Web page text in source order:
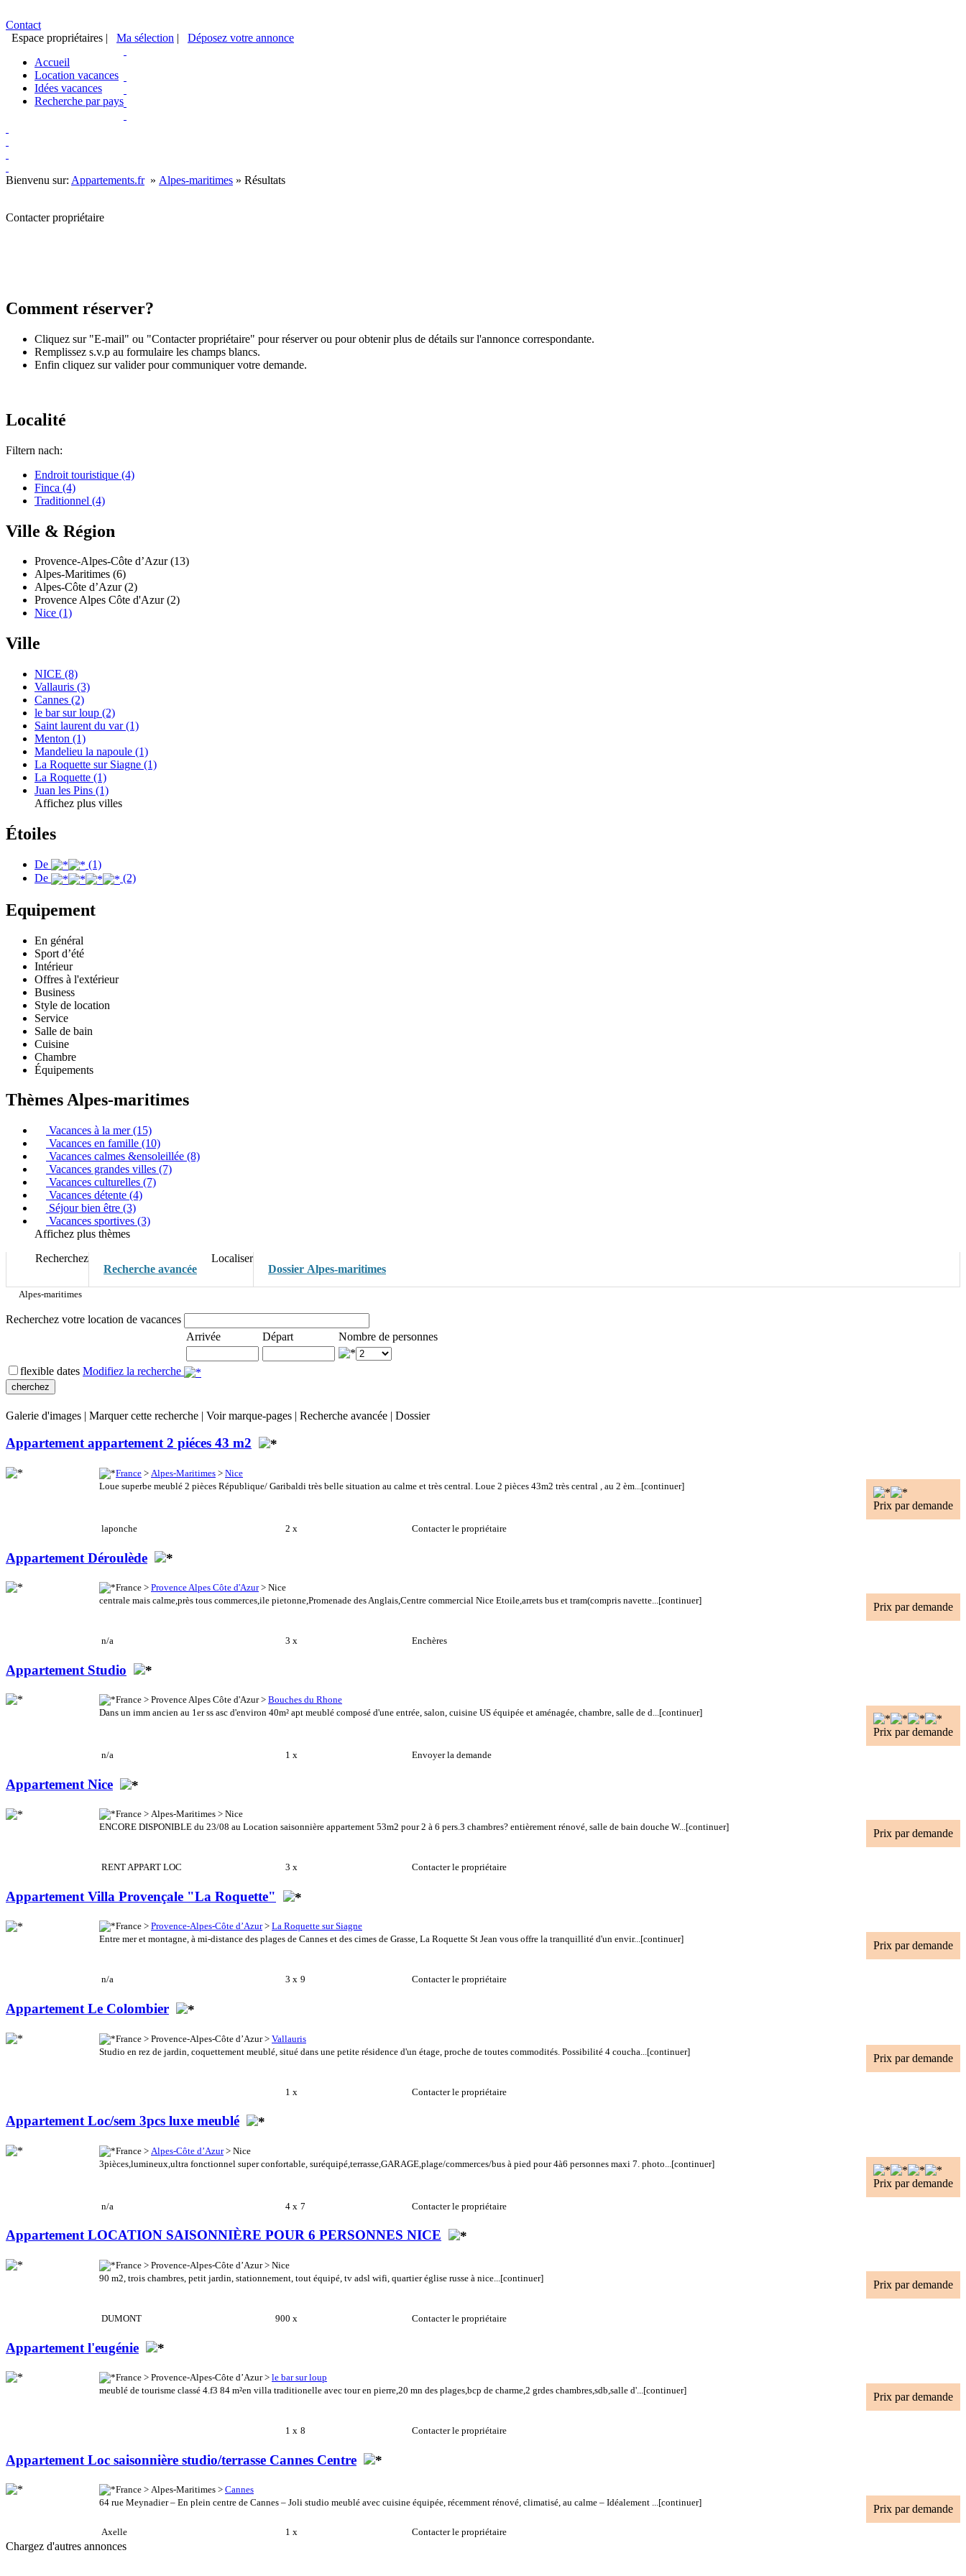
Contact
Espace propriétaires | Ma sélection |
Déposez votre annonce
Accueil
Location vacances
Idées vacances
Recherche par pays
Bienvenu sur: Appartements.fr » Alpes-maritimes » Résultats
Contacter propriétaire
Comment réserver?
Cliquez sur "E-mail" ou "Contacter propriétaire" pour réserver ou pour obtenir plus de détails sur l'annonce correspondante.
Remplissez s.v.p au formulaire les champs blancs.
Enfin cliquez sur valider pour communiquer votre demande.
Localité
Filtern nach:
Endroit touristique (4)
Finca (4)
Traditionnel (4)
Ville & Région
Provence-Alpes-Côte d’Azur (13)
Alpes-Maritimes (6)
Alpes-Côte d’Azur (2)
Provence Alpes Côte d'Azur (2)
Nice (1)
Ville
NICE (8)
Vallauris (3)
Cannes (2)
le bar sur loup (2)
Saint laurent du var (1)
Menton (1)
Mandelieu la napoule (1)
La Roquette sur Siagne (1)
La Roquette (1)
Juan les Pins (1)
Affichez plus villes
Étoiles
De
(1)
De
(2)
Equipement
En général
Sport d’été
Intérieur
Offres à l'extérieur
Business
Style de location
Service
Salle de bain
Cuisine
Chambre
Équipements
Thèmes Alpes-maritimes
Vacances à la mer (15)
Vacances en famille (10)
Vacances calmes &ensoleillée (8)
Vacances grandes villes (7)
Vacances culturelles (7)
Vacances détente (4)
Séjour bien être (3)
Vacances sportives (3)
Affichez plus thèmes
Recherchez
Recherche avancée
Localiser
Dossier Alpes-maritimes
Alpes-maritimes
Recherchez votre location de vacances
Arrivée
Départ Nombre de personnes
flexible dates Modifiez la recherche
Galerie d'images | Marquer cette recherche | Voir marque-pages | Recherche avancée | Dossier
Appartement appartement 2 piéces 43 m2
France > Alpes-Maritimes > Nice
Prix par demande
Loue superbe meublé 2 pièces République/ Garibaldi très belle situation au calme et très central. Loue 2 pièces 43m2 très central , au 2 èm... [continuer]
laponche 2 x Contacter le propriétaire
Appartement Déroulède
France > Provence Alpes Côte d'Azur> Nice
Prix par demande
centrale mais calme,près tous commerces,ile pietonne,Promenade des Anglais,Centre commercial Nice Etoile,arrets bus et tram(compris navette... [continuer]
n/a 3 x Enchères
Appartement Studio
France > Provence Alpes Côte d'Azur > Bouches du Rhone
Prix par demande
Dans un imm ancien au 1er ss asc d'environ 40m² apt meublé composé d'une entrée, salon, cuisine US équipée et aménagée, chambre, salle de d...[continuer]
n/a 1 x Envoyer la demande
Appartement Nice
France > Alpes-Maritimes > Nice
Prix par demande
ENCORE DISPONIBLE du 23/08 au Location saisonnière appartement 53m2 pour 2 à 6 pers.3 chambres? entièrement rénové, salle de bain douche W...[continuer]
RENT APPART LOC 3 x Contacter le propriétaire
Appartement Villa Provençale "La Roquette"
France > Provence-Alpes-Côte d’Azur> La Roquette sur Siagne
Prix par demande
Entre mer et montagne, à mi-distance des plages de Cannes et des cimes de Grasse, La Roquette St Jean vous offre la tranquillité d'un envir...[continuer]
n/a 3 x 9 Contacter le propriétaire
Appartement Le Colombier
France > Provence-Alpes-Côte d’Azur > Vallauris
Prix par demande
Studio en rez de jardin, coquettement meublé, situé dans une petite résidence d'un étage, proche de toutes commodités. Possibilité 4 coucha... [continuer]
1 x Contacter le propriétaire
Appartement Loc/sem 3pcs luxe meublé
France > Alpes-Côte d’Azur> Nice
Prix par demande
3pièces,lumineux,ultra fonctionnel super confortable, suréquipé,terrasse,GARAGE,plage/commerces/bus à pied pour 4à6 personnes maxi 7. photo... [continuer]
n/a 4 x 7 Contacter le propriétaire
Appartement LOCATION SAISONNIÈRE POUR 6 PERSONNES NICE
France > Provence-Alpes-Côte d’Azur > Nice
Prix par demande
90 m2, trois chambres, petit jardin, stationnement, tout équipé, tv adsl wifi, quartier église russe à nice... [continuer]
DUMONT 900 x Contacter le propriétaire
Appartement l'eugénie
France > Provence-Alpes-Côte d’Azur > le bar sur loup
Prix par demande
meublé de tourisme classé 4.f3 84 m²en villa traditionelle avec tour en pierre,20 mn des plages,bcp de charme,2 grdes chambres,sdb,salle d'... [continuer]
1 x 8 Contacter le propriétaire
Appartement Loc saisonnière studio/terrasse Cannes Centre
France > Alpes-Maritimes > Cannes
Prix par demande
64 rue Meynadier – En plein centre de Cannes – Joli studio meublé avec cuisine équipée, récemment rénové, climatisé, au calme – Idéalement ...[continuer]
Axelle 1 x Contacter le propriétaire
Chargez d'autres annonces